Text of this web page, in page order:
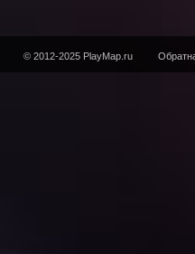
© 2012-2025 PlayMap.ru